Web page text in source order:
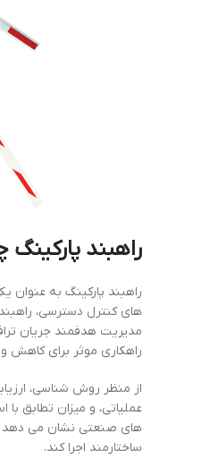
راهبند
راهبند پارکینگ به
های کنترل دسترسی،
مدیریت هدفمند جریان
راهکاری موثر برای کاهش
از منظر روش شناسی،
عملیاتی، و میزان تطابق
های صنعتی نشان می دهد
ساختارمند اجرا کند.